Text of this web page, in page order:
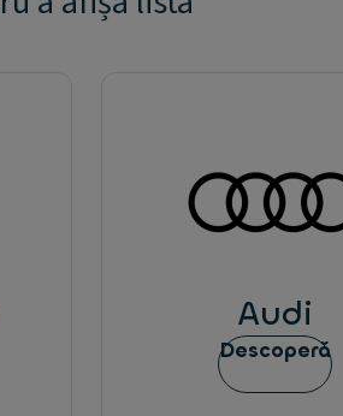
Audi
Descoperă